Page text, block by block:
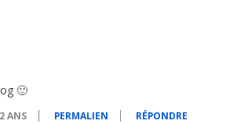
🙂
ANS PERMALIEN RÉPONDRE